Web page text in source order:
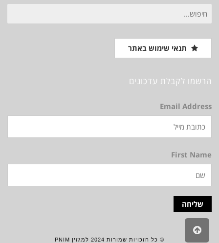
חיפוש
עבור:
תנאי שימוש באתר
הרשמו לקבלת עדכונים
Email Address
First Name
© כל הזכויות שמורות 2024 למגזין PNIM
גלילה
לראש